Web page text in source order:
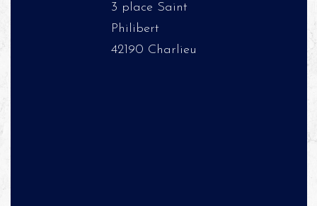
3 place Saint
Philibert
42190 Charlieu